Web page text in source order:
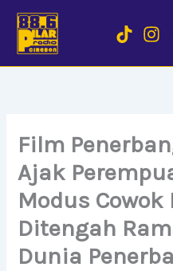
content
Film
Ajak
Modus
Ditengah
Dunia